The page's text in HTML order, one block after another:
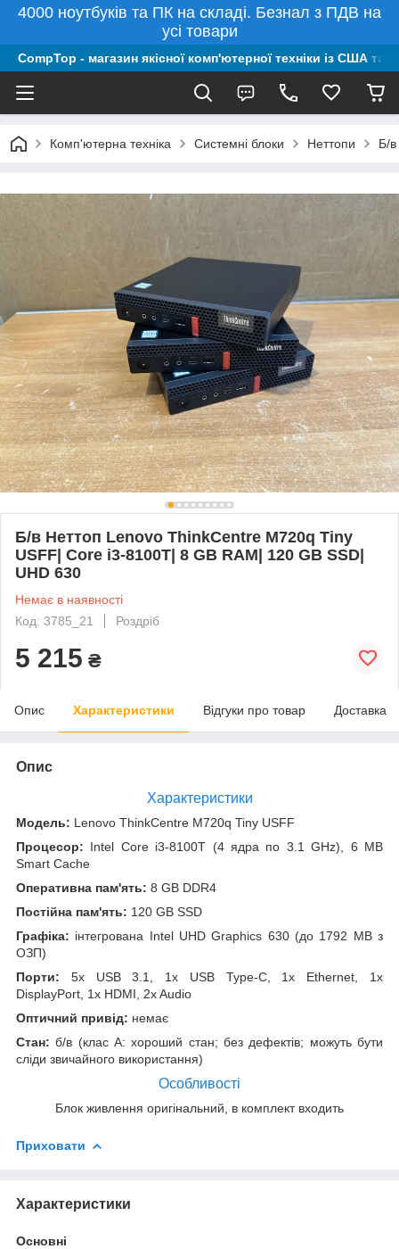
4000 ноутбуків та ПК на складі. Безнал з ПДВ на
усі товари
CompTop - магазин якісної комп'ютерної техніки із США та
Комп'ютерна техніка Системні блоки Неттопи Б/
Б/в Неттоп Lenovo ThinkCentre M720q Tiny
USFF| Core i3-8100T| 8 GB RAM| 120 GB SSD|
UHD 630
Немає в наявності
Код: 3785_21
Роздріб
5 215 ₴
Опис Характеристики Відгуки про товар Доставка
Опис
Характеристики
Модель: Lenovo ThinkCentre M720q Tiny USFF
Процесор: Intel Core i3-8100T (4 ядра по 3.1 GHz), 6 MB
Smart Cache
Оперативна пам'ять: 8 GB DDR4
Постійна пам'ять: 120 GB SSD
Графіка: інтегрована Intel UHD Graphics 630 (до 1792 MB з
ОЗП)
Порти: 5x USB 3.1, 1x USB Type-C, 1x Ethernet, 1x
DisplayPort, 1x HDMI, 2x Audio
Оптичний привід: немає
Стан: б/в (клас А: хороший стан; без дефектів; можуть бути
сліди звичайного використання)
Особливості
Блок живлення оригінальний, в комплект входить
Приховати
Характеристики
Основні